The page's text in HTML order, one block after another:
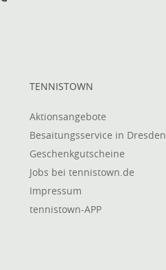
TENNISTOWN
Aktionsangebote
Besaitungsservice in Dresden
Geschenkgutscheine
Jobs bei tennistown.de
Impressum
tennistown-APP